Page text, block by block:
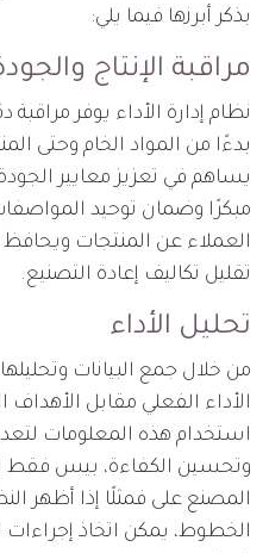
بذكر أبرزها فيما يلي:
مراقبة الإنتاج
نظام إدارة الأداء يوفر مراقبة
بدءًا من المواد الخام وحتى
يساهم في تعزيز معايير
مبكرًا وضمان توحيد المواصفات
العملاء عن المنتجات
تقليل تكاليف إعادة التصنيع.
تحليل الأداء
من خلال جمع البيانات
الأداء الفعلي مقابل الأهداف
استخدام هذه المعلومات
وتحسين الكفاءة، بيس فقط
المصنع على فمثلًا إذا أظهر
الخطوط، يمكن اتخاذ إجراءات